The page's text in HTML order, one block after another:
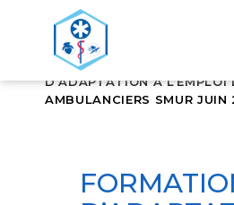
ACCUEIL
D’ADAPTATION À L’EMPLOI
AMBULANCIERS SMUR JUIN